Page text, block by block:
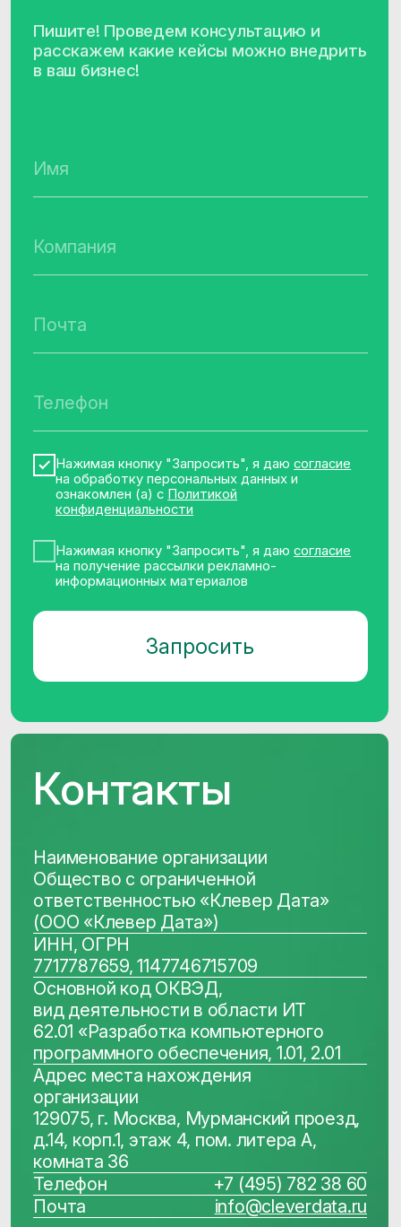
Требования Минцифры к сайтам ИТ-
компаний
данных
Реестр условий и запретов обработки
CDP CleverData Join
CleverData Tag Manager Дзен